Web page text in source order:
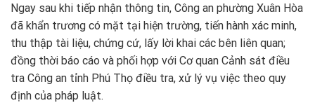
Ngay sau khi tiếp nhận thông tin, Công an phường Xuân Hòa
đã khẩn trương có mặt tại hiện trường, tiến hành xác minh,
thu thập tài liệu, chứng cứ, lấy lời khai các bên liên quan;
đồng thời báo cáo và phối hợp với Cơ quan Cảnh sát điều
tra Công an tỉnh Phú Thọ điều tra, xử lý vụ việc theo quy
định của pháp luật.